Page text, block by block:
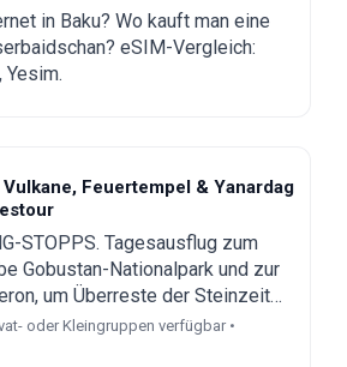
kaufen
in Baku? Wo kauft man eine
eSIM-Vergleich:
Yesim.
Feuertempel & Yanardag
STOPPS. Tagesausflug zum
Gobustan-Nationalpark und zur
um Überreste der Steinzeit
zu entdecken.
oder Kleingruppen verfügbar •